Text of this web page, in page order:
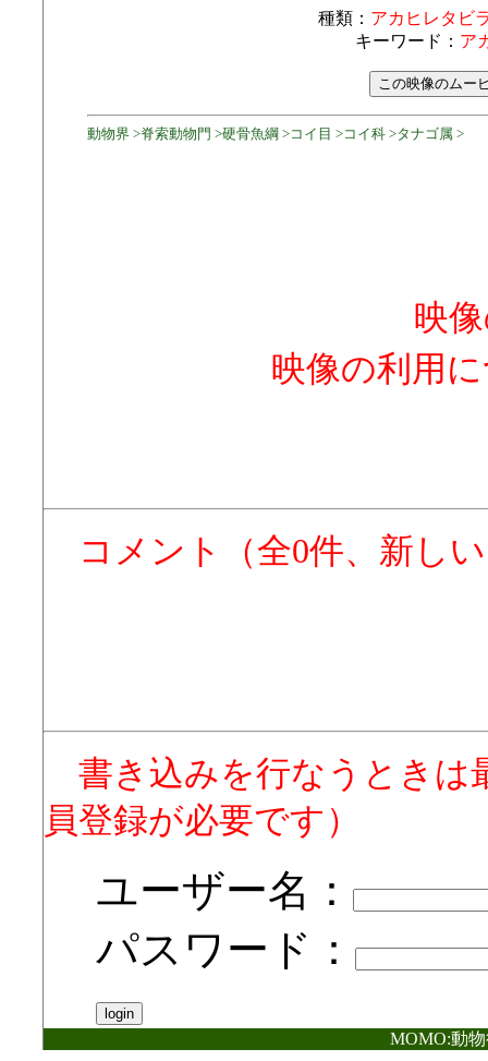
種類： アカヒレタビ
キーワード： ア
動物界 >脊索動物門 >硬骨魚綱 >コイ目 >コイ科 >タナゴ属 >
映
映像の利用
コメント（全0件、新し
書き込みを行なうときは
員登録が必要です）
ユーザー名：
パスワード：
MOMO:動